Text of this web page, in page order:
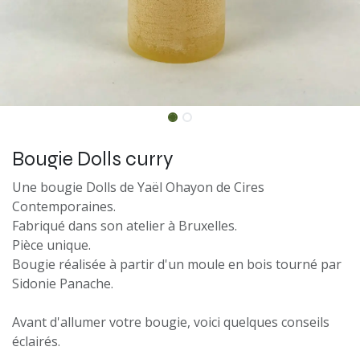
Bougie Dolls curry
Une bougie Dolls de Yaël Ohayon de Cires
Contemporaines.
Fabriqué dans son atelier à Bruxelles.
Pièce unique.
Bougie réalisée à partir d'un moule en bois tourné par
Sidonie Panache.
Avant d'allumer votre bougie, voici quelques conseils
éclairés.